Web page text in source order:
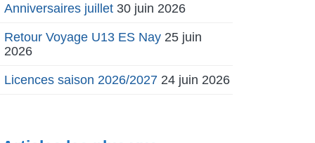
Anniversaires juillet 30 juin 2026
Retour Voyage U13 ES Nay 25 juin
2026
Licences saison 2026/2027 24 juin 2026